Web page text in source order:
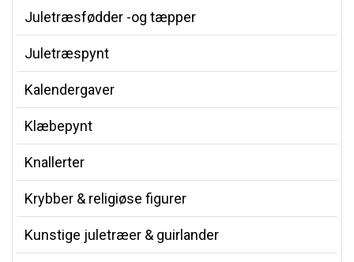
Juletræsfødder -og tæpper
Juletræspynt
Kalendergaver
Klæbepynt
Knallerter
Krybber & religiøse figurer
Kunstige juletræer & guirlander